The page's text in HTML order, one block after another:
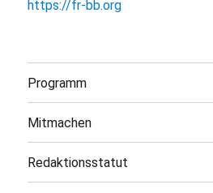
https://fr-bb.org
Programm
Mitmachen
Redaktionsstatut